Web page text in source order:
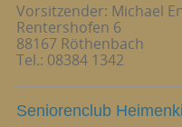
Vorsitzender: Michael
Rentershofen 6
88167 Röthenbach
Tel.: 08384 1342
Seniorenclub